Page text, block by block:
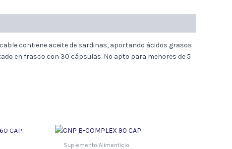
contiene aceite de sardinas, aportando ácidos grasos
en frasco con 30 cápsulas. No apto para menores de 5
Suplemento Alimenticio